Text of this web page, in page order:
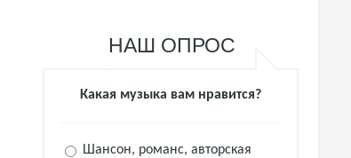
НАШ ОПРОС
Какая музыка вам нравится?
Шансон, романс, авторская